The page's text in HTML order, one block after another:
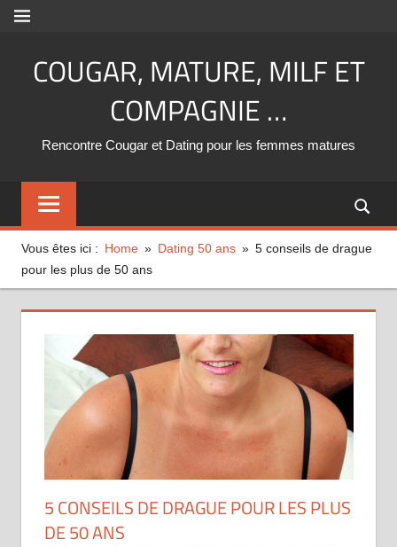
Aller
contenu
MENU
COUGAR, MATURE, MILF ET
COMPAGNIE …
Rencontre Cougar et Dating pour les femmes matures
Vous êtes ici : Home Dating 50 ans
5 conseils de drague
pour les plus de 50 ans
5 CONSEILS DE DRAGUE POUR LES PLUS
DE 50 ANS